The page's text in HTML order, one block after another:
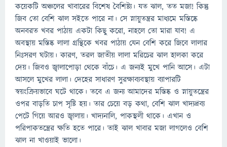
কয়েকটি অঞ্চলের খাবারের বিশেষ বৈশিষ্ট্য। যত ঝাল, তত মজা! কিন্তু
জিব তো বেশি ঝাল সইতে পারে না। সে স্নায়ুতন্ত্রর মাধ্যমে মস্তিষ্কে
অনবরত খবর পাঠায় একটা কিছু করো, নাহলে তো মারা যাব! এ
অবস্থায় মস্তিষ্ক লালা গ্রন্থিকে খবর পাঠায় যেন বেশি করে জিবে লালার
নিঃসরণ ঘটায়। কারণ, তরল জাতীয় লালা মরিচের ঝাল হালকা করে
দেয়। জিবও জ্বালাপোড়া থেকে বাঁচে। এ জন্যই মুখে পানি আসে। এটা
আসলে মুখের লালা। দেহের সাধারণ সুরক্ষাব্যবস্থায় ব্যাপারটি
স্বয়ংক্রিয়ভাবে ঘটে থাকে। তবে এ জন্য আমাদের মস্তিষ্ক ও স্নায়ুতন্ত্রের
ওপর বাড়তি চাপ সৃষ্টি হয়। তার চেয়ে বড় কথা, বেশি ঝাল খাদ্যদ্রব্য
পেটে গিয়ে আরও জ্বালায়। খাদ্যনালি, পাকস্থলী থাকে। এখান ও
পরিপাকতন্ত্রের ক্ষতি হতে পারে। তাই ঝাল খাবার মজা লাগলেও বেশি
ঝাল না খাওয়াই ভালো।